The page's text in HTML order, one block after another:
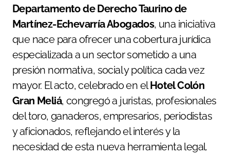
Departamento de Derecho Taurino de
Martínez-Echevarría Abogados, una iniciativa
que nace para ofrecer una cobertura jurídica
especializada a un sector sometido a una
presión normativa, social y política cada vez
mayor. El acto, celebrado en elHotel Colón
Gran Meliá, congregó a juristas, profesionales
del toro, ganaderos, empresarios, periodistas
y aficionados, reflejando el interés y la
necesidad de esta nueva herramienta legal.